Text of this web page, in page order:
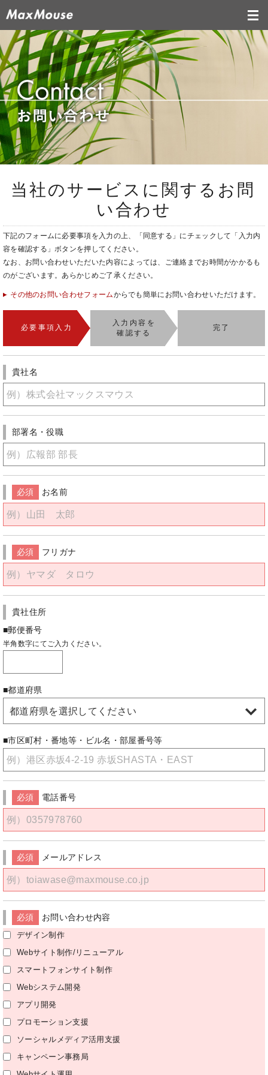
当社のサービスに関するお問
い合わせ
下記のフォームに必要事項を入力の上、「同意する」にチェックして「入力内
容を確認する」ボタンを押してください。
なお、お問い合わせいただいた内容によっては、ご連絡までお時間がかかるも
のがございます。あらかじめご了承ください。
その他のお問い合わせフォームからでも簡単にお問い合わせいただけます。
必要事項入力
入力内容を
確認する
完了
貴社名
部署名・役職
必須 お名前
必須 フリガナ
貴社住所
■郵便番号
半角数字にてご入力ください。
■都道府県
都道府県を選択してください
■市区町村・番地等・ビル名・部屋番号等
必須 電話番号
必須 メールアドレス
必須 お問い合わせ内容
デザイン制作
Webサイト制作/リニューアル
スマートフォンサイト制作
Webシステム開発
アプリ開発
プロモーション支援
ソーシャルメディア活用支援
キャンペーン事務局